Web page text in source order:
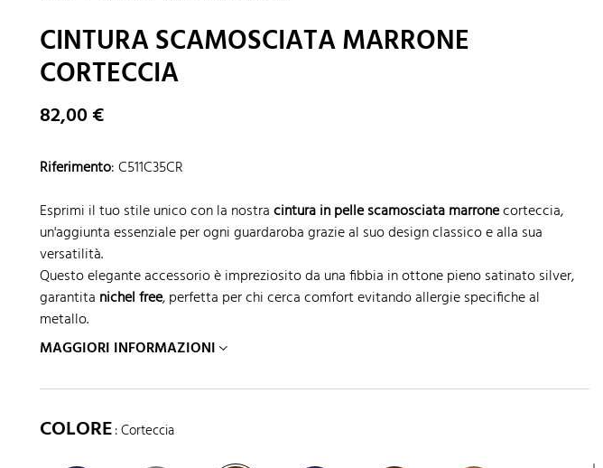
CINTURA SCAMOSCIATA MARRONE
CORTECCIA
82,00 €
Riferimento:C511C35CR
Esprimi il tuo stile unico con la nostracintura in pelle scamosciata marronecorteccia,
un'aggiunta essenziale per ogni guardaroba grazie al suo design classico e alla sua
versatilità.
Questo elegante accessorio è impreziosito da una fibbia in ottone pieno satinato silver,
garantita nichel free, perfetta per chi cerca comfort evitando allergie specifiche al
metallo.
MAGGIORI INFORMAZIONI
COLORE: Corteccia